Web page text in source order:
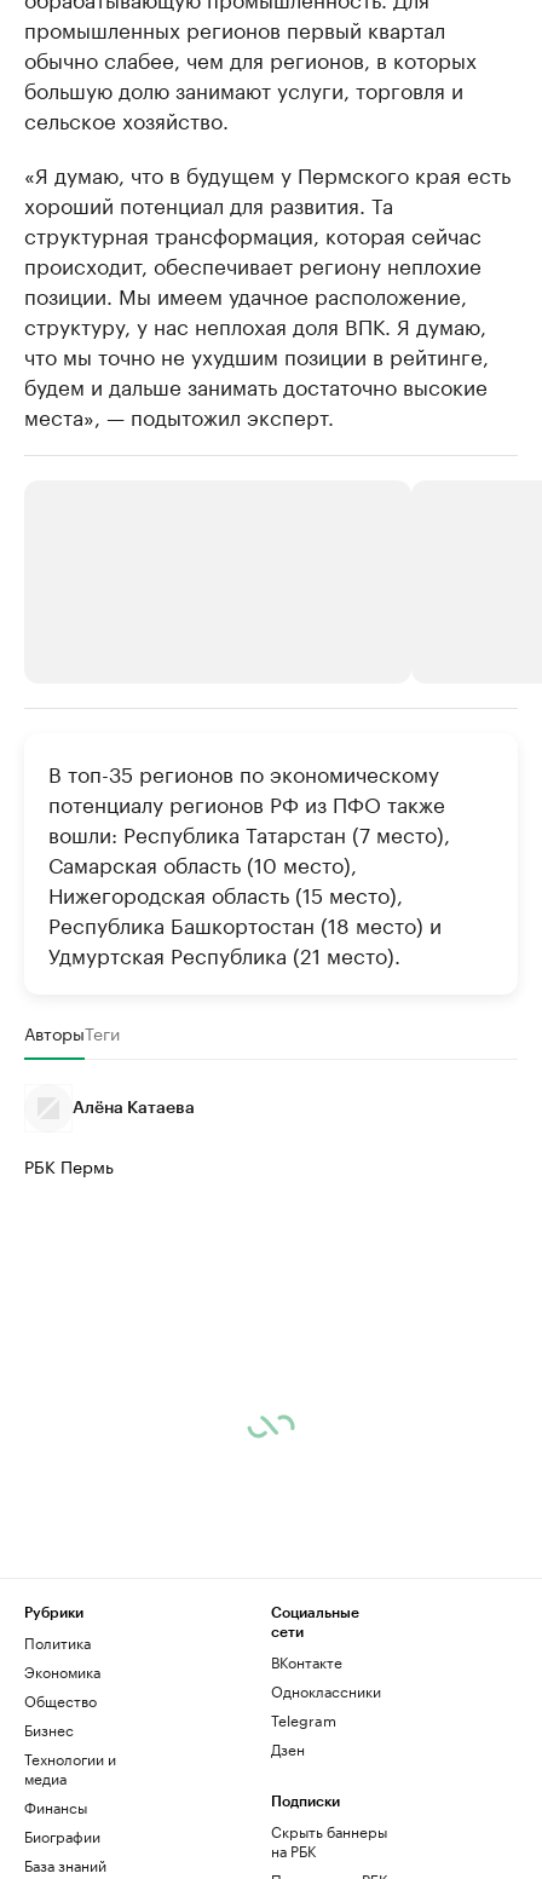
промышленных регионов первый квартал
обычно слабее, чем для регионов, в которых
большую долю занимают услуги, торговля и
сельское хозяйство.
«Я думаю, что в будущем у Пермского края есть
хороший потенциал для развития. Та
структурная трансформация, которая сейчас
происходит, обеспечивает региону неплохие
позиции. Мы имеем удачное расположение,
структуру, у нас неплохая доля ВПК. Я думаю,
что мы точно не ухудшим позиции в рейтинге,
будем и дальше занимать достаточно высокие
места», — подытожил эксперт.
Крупнейшие производители и
продавцы медийной продукции
Ознакомьтесь с информацией в каталоге
Страховые
Посмотрите в
В топ-35 регионов по экономическому
потенциалу регионов РФ из ПФО также
вошли: Республика Татарстан (7 место),
Самарская область (10 место),
Нижегородская область (15 место),
Республика Башкортостан (18 место) и
Удмуртская Республика (21 место).
АвторыТеги
Алёна Катаева
РБК Пермь
Рубрики
Политика
Экономика
Общество
Бизнес
Технологии и
медиа
Финансы
Биографии
База знаний
Социальные
сети
ВКонтакте
Одноклассники
Telegram
Дзен
Подписки
Скрыть баннеры
на РБК